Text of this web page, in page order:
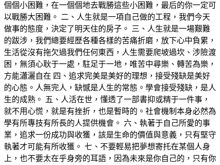
個個小困難，在一個個地去戰勝這些小困難，最后的你一定可
以戰勝大困難。 二、人生就是一項自己做的工程，我們今天
做事的態度，決定了明天住的房子。 三、人生就是一場艱難
的跋涉，我們總要經歷各種各樣的苦痛折磨，放下心中負累，
生活從沒有拖欠過我們任何東西，人生需要爬坡過坎、涉險渡
困，無須心耿于一處，駐足于一地，唯苦中尋樂、轉苦為樂，
方能瀟灑自在 四、追求完美是美好的理想，接受殘缺是美好
的心態。人無完人，缺憾是人生的常態。學會接受殘缺，是人
生的成熟。 五、人活在世，懂透了一部書抑或精于一件事，
就不用心慌，就是有挫折，也是暫時的。社會機制本身必然為
學有所專技有所長的人提供機會。 六、執著于自己所愛的事
業，追求一份成功與收獲，該是生命的價值與意義，只有堅守
執著才可能有所收獲。 七、不要輕易把夢想寄托在某個人身
上，也不要太在乎身旁的耳語，因為未來是你自己的，只有你